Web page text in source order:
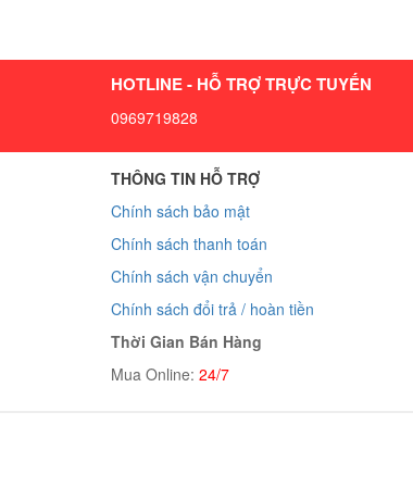
HOTLINE - HỖ TRỢ TRỰC TUYẾN
0969719828
THÔNG TIN HỖ TRỢ
Chính sách bảo mật
Chính sách thanh toán
Chính sách vận chuyển
Chính sách đổi trả / hoàn tiền
Thời Gian Bán Hàng
Mua Online: 24/7